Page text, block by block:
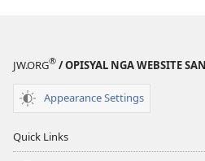
JW.ORG® / OPISYAL NGA WEBSITE
Appearance Settings
Quick Links